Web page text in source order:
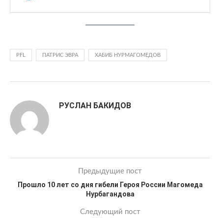
PFL ПАТРИС ЭВРА ХАБИБ НУРМАГОМЕДОВ
РУСЛАН БАКИДОВ
Предыдущие пост
Прошло 10 лет со дня гибели Героя России Магомеда
Нурбагандова
Следующий пост